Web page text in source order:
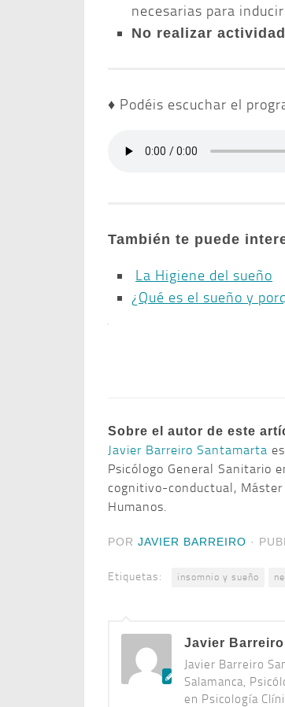
necesarias para
No realizar
♦ Podéis escuchar el
También te puede
La Higiene del sueño
¿Qué es el sueño y
Sobre el autor de este
Javier Barreiro Santamarta
Psicólogo General Sanitario
cognitivo-conductual,
Humanos.
POR JAVIER BARREIRO ·
Etiquetas: insomnio y sueño
Javier Barreiro
Javier Barreiro
Salamanca,
en Psicología